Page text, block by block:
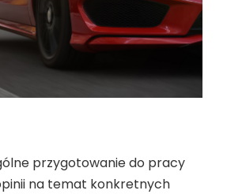
przygotowanie do pracy
na temat konkretnych